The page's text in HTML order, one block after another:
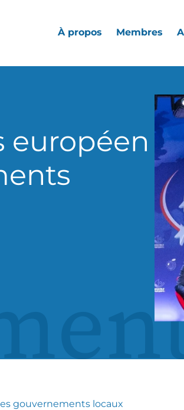
À propos Membres
européen
gouvernements locaux